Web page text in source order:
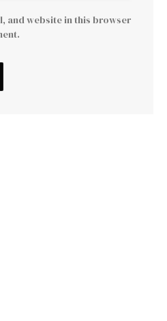
and website in this browser